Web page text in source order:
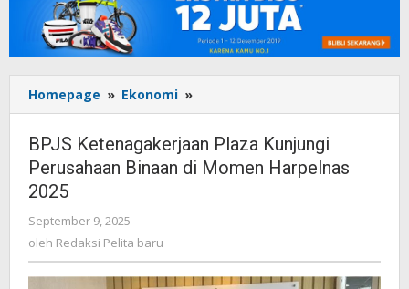
Homepage » Ekonomi »
Ketenagakerjaan
Plaza
Kunjungi
Perusahaan
2025
BPJS Ketenagakerjaan Plaza Kunjungi
Perusahaan Binaan di Momen Harpelnas
2025
September 9, 2025
Redaksi
baru
oleh Redaksi Pelita baru